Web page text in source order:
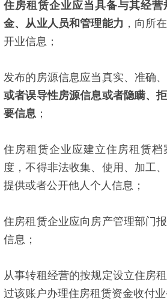
住房租赁企业应当具备与其经
金、从业人员和管理能力 ，向所
开业信息；
发布的房源信息应当真实、准确
或者误导性房源信息或者隐瞒、
要信息 ；
住房租赁企业应建立住房租赁档
度，不得非法收集、使用、加工
提供或者公开他人个人信息；
住房租赁企业应向房产管理部门
信息；
从事转租经营的按规定设立住房
过该账户办理住房租赁资金收付业